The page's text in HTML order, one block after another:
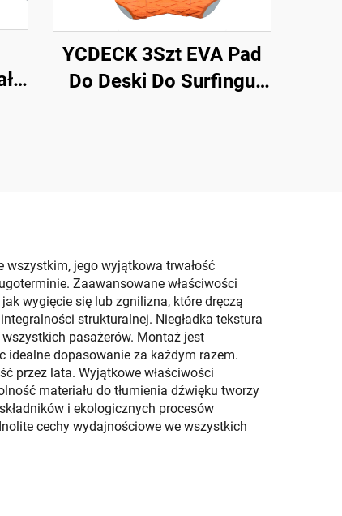
YCDECK 3Szt EVA Pad
Do Deski Do Surfingu
wszystkim, jego wyjątkowa trwałość
Zaawansowane właściwości
wygięcie się lub zgnilizna, które dręczą
strukturalnej. Niegładka tekstura
pasażerów. Montaż jest
dopasowanie za każdym razem.
przez lata. Wyjątkowe właściwości
materiału do tłumienia dźwięku tworzy
i ekologicznych procesów
cechy wydajnościowe we wszystkich